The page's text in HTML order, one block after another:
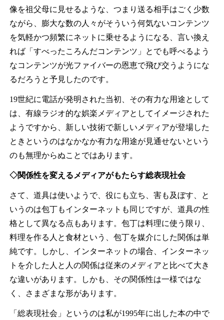
像を祖父母に見せるような、つまり送る相手はごく少数
ながら、膨大な数の人々がそういう何気ないコンテンツ
を気軽かつ頻繁にネットに乗せるようになる、言い換え
れば「すべったころんだコンテンツ」とでも呼べるよう
なコンテンツが光ファイバーの恩恵で飛び交うようにな
るだろうと予見したのです。
19世紀に電話が発明された当初、その有力な用途として
は、有線ラジオ的な娯楽メディアとしてイメージされた
ようですから、新しい技術で新しいメディアが登場した
ときというのはなかなか有力な用途が見通せないという
のも無理からぬことではあります。
◇関係性を変えるメディアがもたらす総表現社会
さて、道具は使いようで、役にも立ち、害も及ぼす、と
いうのは包丁もインターネットも同じですが、道具の性
格として異なる点もあります。包丁は料理に使う限り、
料理を作る人と食材という、包丁を媒介にした関係は単
純です。しかし、インターネットの場合、インターネッ
トを介した人と人の関係は従来のメディアと比べて大き
な違いがあります。しかも、その関係性は一様ではな
く、さまざまな形があります。
「総表現社会」というのは私が1995年に出した本の中で